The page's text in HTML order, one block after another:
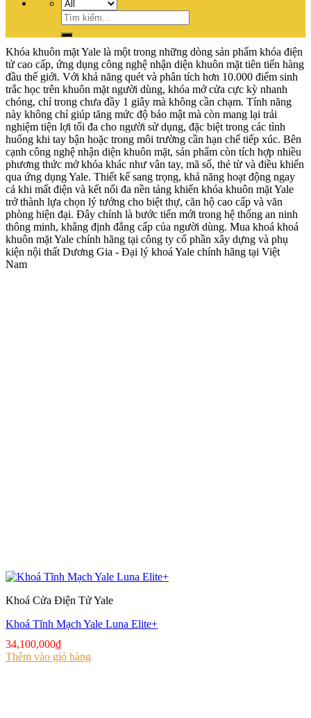
Tìm
kiếm:
Khóa khuôn mặt Yale là một trong những dòng sản phẩm khóa điện
tử cao cấp, ứng dụng công nghệ nhận diện khuôn mặt tiên tiến hàng
đầu thế giới. Với khả năng quét và phân tích hơn 10.000 điểm sinh
trắc học trên khuôn mặt người dùng, khóa mở cửa cực kỳ nhanh
chóng, chỉ trong chưa đầy 1 giây mà không cần chạm. Tính năng
này không chỉ giúp tăng mức độ bảo mật mà còn mang lại trải
nghiệm tiện lợi tối đa cho người sử dụng, đặc biệt trong các tình
huống khi tay bận hoặc trong môi trường cần hạn chế tiếp xúc. Bên
cạnh công nghệ nhận diện khuôn mặt, sản phẩm còn tích hợp nhiều
phương thức mở khóa khác như vân tay, mã số, thẻ từ và điều khiển
qua ứng dụng Yale. Thiết kế sang trọng, khả năng hoạt động ngay
cả khi mất điện và kết nối đa nền tảng khiến khóa khuôn mặt Yale
trở thành lựa chọn lý tưởng cho biệt thự, căn hộ cao cấp và văn
phòng hiện đại. Đây chính là bước tiến mới trong hệ thống an ninh
thông minh, khẳng định đẳng cấp của người dùng. Mua khoá khoá
khuôn mặt Yale chính hãng tại công ty cổ phần xây dựng và phụ
kiện nội thất Dương Gia - Đại lý khoá Yale chính hãng tại Việt
Nam
Khoá Cửa Điện Tử Yale
Khoá Tĩnh Mạch Yale Luna Elite+
34,100,000₫
Thêm vào giỏ hàng